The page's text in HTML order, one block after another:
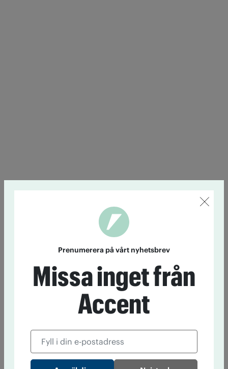
Prenumerera på vårt nyhetsbrev
Missa inget från
Accent